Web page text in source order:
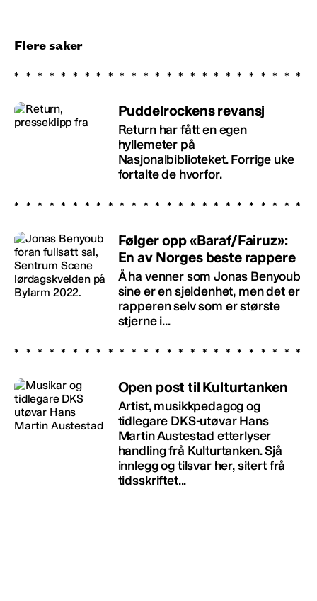
Flere saker
Puddelrockens revansj
Return har fått en egen
hyllemeter på
Nasjonalbiblioteket. Forrige uke
fortalte de hvorfor.
Følger opp «Baraf/Fairuz»:
En av Norges beste rappere
Å ha venner som Jonas Benyoub
sine er en sjeldenhet, men det er
rapperen selv som er største
stjerne i...
Open post til Kulturtanken
Artist, musikkpedagog og
tidlegare DKS-utøvar Hans
Martin Austestad etterlyser
handling frå Kulturtanken. Sjå
innlegg og tilsvar her, sitert frå
tidsskriftet...